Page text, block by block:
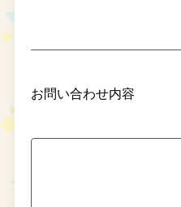
お問い合わせ内容